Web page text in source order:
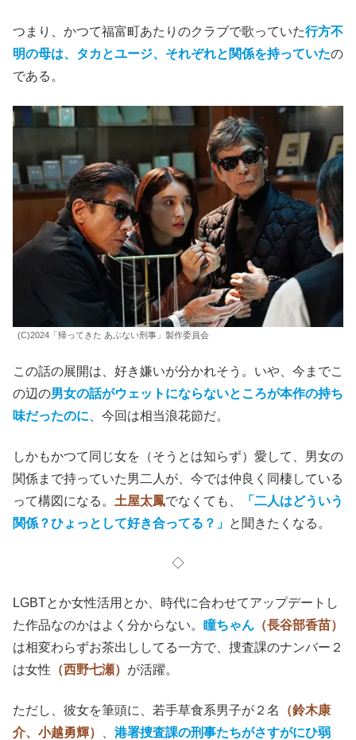
つまり、かつて福富町あたりのクラブで歌っていた行方不
明の母は、タカとユージ、それぞれと関係を持っていたの
である。
(C)2024「帰ってきた あぶない刑事」製作委員会
この話の展開は、好き嫌いが分かれそう。いや、今までこ
の辺の男女の話がウェットにならないところが本作の持ち
味だったのに 、今回は相当浪花節だ。
しかもかつて同じ女を（そうとは知らず）愛して、男女の
関係まで持っていた男二人が、今では仲良く同棲している
って構図になる。 土屋太鳳でなくても、
「二人はどういう
関係？ひょっとして好き合ってる？」 と聞きたくなる。
◇
LGBTとか女性活用とか、時代に合わせてアップデートし
た作品なのかはよく分からない。 瞳ちゃん （長谷部香苗）
は相変わらずお茶出ししてる一方で、捜査課のナンバー２
は女性 （西野七瀬） が活躍。
ただし、彼女を筆頭に、若手草食系男子が２名
（鈴木康
介、小越勇輝）
港署捜査課の刑事たちがさすがにひ弱